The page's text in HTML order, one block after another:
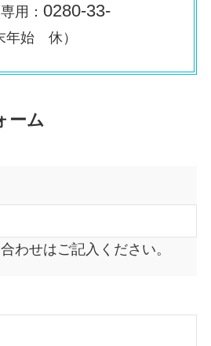
用： 0280-33-
年始 休）
ーム
わせはご記入ください。